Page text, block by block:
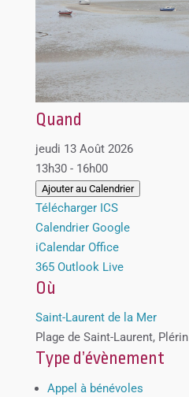
Quand
jeudi 13 Août 2026
13h30 - 16h00
Ajouter au Calendrier
Télécharger ICS
Calendrier Google
iCalendar Office
365 Outlook Live
Où
Saint-Laurent de la Mer
Plage de Saint-Laurent, Plérin
Type d’évènement
Appel à bénévoles